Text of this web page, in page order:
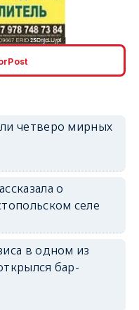
четверо мирных
о
селе
в одном из
бар-